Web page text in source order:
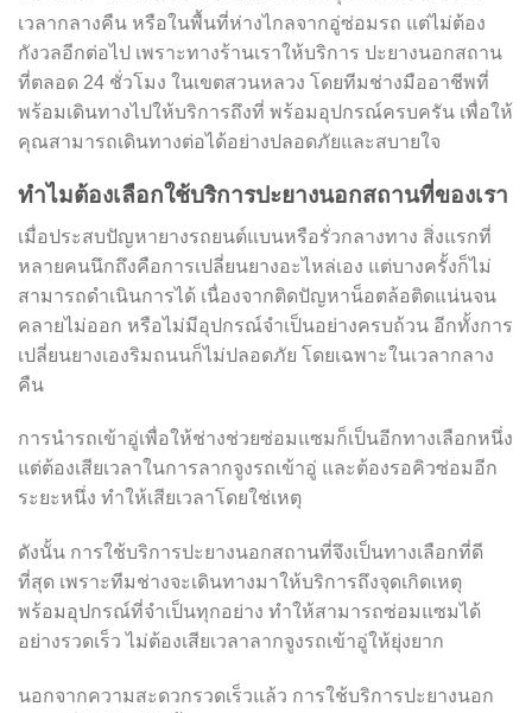
เวลากลางคืน หรือในพื้นที่ห่างไกลจากอู่ซ่อมรถ แต่ไม่ต้อง
กังวลอีกต่อไป เพราะทางร้านเราให้บริการ ปะยางนอกสถาน
ที่ตลอด 24 ชั่วโมง ในเขตสวนหลวง โดยทีมช่างมืออาชีพที่
พร้อมเดินทางไปให้บริการถึงที่ พร้อมอุปกรณ์ครบครัน เพื่อให้
คุณสามารถเดินทางต่อได้อย่างปลอดภัยและสบายใจ
ทำไมต้องเลือกใช้บริการปะยางนอกสถานที่ของเรา
เมื่อประสบปัญหายางรถยนต์แบนหรือรั่วกลางทาง สิ่งแรกที่
หลายคนนึกถึงคือการเปลี่ยนยางอะไหล่เอง แต่บางครั้งก็ไม่
สามารถดำเนินการได้ เนื่องจากติดปัญหาน็อตล้อติดแน่นจน
คลายไม่ออก หรือไม่มีอุปกรณ์จำเป็นอย่างครบถ้วน อีกทั้งการ
เปลี่ยนยางเองริมถนนก็ไม่ปลอดภัย โดยเฉพาะในเวลากลาง
คืน
การนำรถเข้าอู่เพื่อให้ช่างช่วยซ่อมแซมก็เป็นอีกทางเลือกหนึ่ง
แต่ต้องเสียเวลาในการลากจูงรถเข้าอู่ และต้องรอคิวซ่อมอีก
ระยะหนึ่ง ทำให้เสียเวลาโดยใช่เหตุ
ดังนั้น การใช้บริการปะยางนอกสถานที่จึงเป็นทางเลือกที่ดี
ที่สุด เพราะทีมช่างจะเดินทางมาให้บริการถึงจุดเกิดเหตุ
พร้อมอุปกรณ์ที่จำเป็นทุกอย่าง ทำให้สามารถซ่อมแซมได้
อย่างรวดเร็ว ไม่ต้องเสียเวลาลากจูงรถเข้าอู่ให้ยุ่งยาก
นอกจากความสะดวกรวดเร็วแล้ว การใช้บริการปะยางนอก